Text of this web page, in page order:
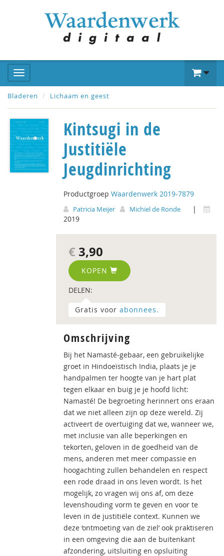
Bladeren Lichaam en geest
Kintsugi in de
Justitiële
Jeugdinrichting
Productgroep Waardenwerk 2019-7879
Patricia Meijer Michiel de Ronde
|
2019
€ 3,90
KOPEN
DELEN:
Gratis voor abonnees.
Omschrijving
Bij het Namasté-gebaar, een gebruikelijke
groet in Hindoeïstisch India, plaats je je
handpalmen ter hoogte van je hart plat
tegen elkaar en buig je je hoofd licht:
Namasté! De begroeting herinnert ons eraan
dat we niet alleen zijn op deze wereld. Zij
activeert de overtuiging dat we, wanneer we,
met inclusie van alle beperkingen en
tekorten, geloven in de goedheid van de
mens, anderen met meer compassie en
hoogachting zullen behandelen en respect
een rode draad in ons leven wordt. Is het
mogelijk, zo vragen wij ons af, om deze
levenshouding vorm te geven en voor te
leven in de justitiële context. Kunnen we
deze ‘ontmoeting van de ziel’ ook praktiseren
in een omgeving die aan de buitenkant
afzondering, uitsluiting en opsluiting